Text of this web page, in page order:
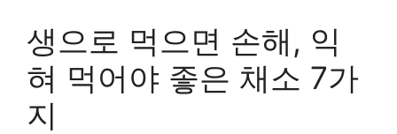
생으로 먹으면 손해, 익
혀 먹어야 좋은 채소 7가
지